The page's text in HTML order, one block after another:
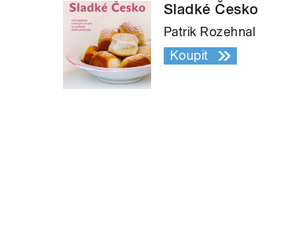
Sladké Česko
Patrik Rozehnal
Koupit